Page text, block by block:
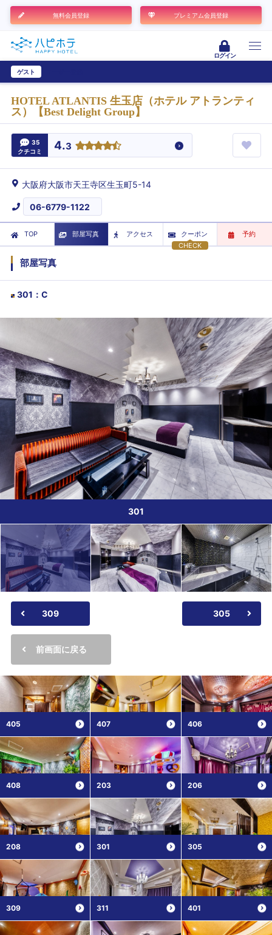
無料会員登録 プレミアム会員登録
ログイン
ゲスト
HOTEL ATLANTIS 生玉店（ホテル アトランティ
ス）【Best Delight Group】
35
クチコミ
4.3
大阪府大阪市天王寺区生玉町5-14
06-6779-1122
TOP 部屋写真
アクセス
CHECK
クーポン 予約
部屋写真
301 ： C
301
309 305
前画面に戻る
405 407 406
408 203 206
208 301 305
309 311 401